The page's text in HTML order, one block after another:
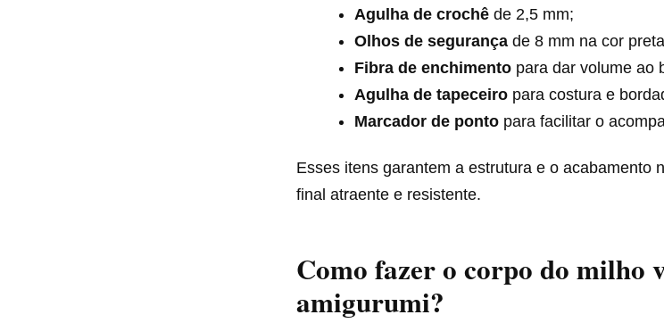
Agulha de crochê de 2,5 mm;
Olhos de segurança de 8 mm na cor
Fibra de enchimento para dar volume ao
Agulha de tapeceiro para costura e
Marcador de ponto para facilitar o
Esses itens garantem a estrutura e o acabamento
final atraente e resistente.
Como fazer o corpo do milho
amigurumi?